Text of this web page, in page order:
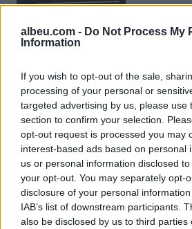
albeu.com - Do Not Process My
Information
If you wish to opt-out of the sale,
processing of your personal or
targeted advertising by us, please use
section to confirm your selection.
opt-out request is processed you may
interest-based ads based on personal
us or personal information disclosed
your opt-out. You may separately opt-
disclosure of your personal
IAB’s list of downstream participants.
also be disclosed by us to third parties
vijojë deri
diaspora